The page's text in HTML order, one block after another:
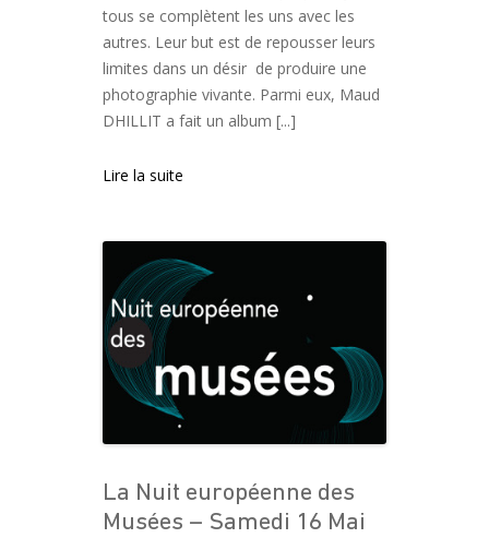
tous se complètent les uns avec les
autres. Leur but est de repousser leurs
limites dans un désir de produire une
photographie vivante. Parmi eux, Maud
DHILLIT a fait un album [...]
Lire la suite
La Nuit européenne des
Musées – Samedi 16 Mai